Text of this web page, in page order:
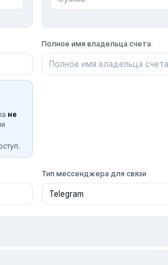
не
Полное имя владельца счета
Тип мессенджера для связи